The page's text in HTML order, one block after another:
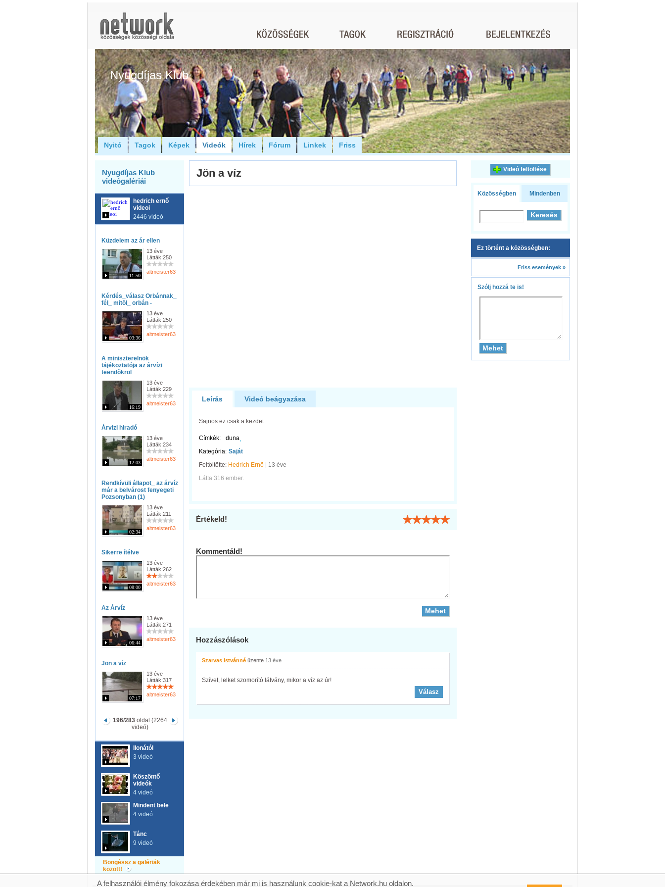
Nyugdíjas Klub
Nyitó Tagok Képek Videók Hírek Fórum Linkek Friss
Nyugdíjas Klub
videógalériái
hedrich ernő
videoi
2446 videó
Küzdelem az ár ellen
11:50
13 éve
Látták:250
altmeister63
Kérdés_válasz Orbánnak_
fél_ mitöl_ orbán -
03:36
13 éve
Látták:250
altmeister63
A miniszterelnök
tájékoztatója az árvízi
teendőkröl
16:19
13 éve
Látták:229
altmeister63
Árvizi hiradó
12:03
13 éve
Látták:234
altmeister63
Rendkívüli állapot_ az árvíz
már a belvárost fenyegeti
Pozsonyban (1)
02:34
13 éve
Látták:211
altmeister63
Sikerre ítélve
08:00
13 éve
Látták:262
altmeister63
Az Árvíz
06:44
13 éve
Látták:271
altmeister63
Jön a víz
07:17
13 éve
Látták:317
altmeister63
196/283 oldal (2264
videó)
Ilonától
3 videó
Köszöntő
videók
4 videó
Mindent bele
4 videó
Tánc
9 videó
Böngéssz a galériák
között!
Jön a víz
Leírás Videó beágyazása
Sajnos ez csak a kezdet
Címkék:
duna
Kategória: Saját
Feltöltötte: Hedrich Ernö
13 éve
Látta 316 ember.
Értékeld!
Kommentáld!
Hozzászólások
Szarvas Istvánné üzente 13 éve
Szívet, lelket szomorító látvány, mikor a víz az úr!
Válasz
Videó feltöltése
Közösségben Mindenben
Ez történt a közösségben:
Friss események »
Szólj hozzá te is!
A felhasználói élmény fokozása érdekében már mi is használunk cookie-kat a Network.hu oldalon.